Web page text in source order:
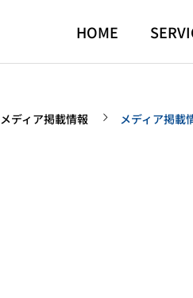
HOME
メディア掲載情報 メディア掲載